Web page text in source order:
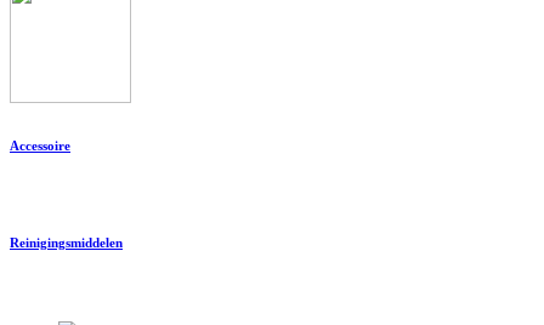
Accessoire
Reinigingsmiddelen